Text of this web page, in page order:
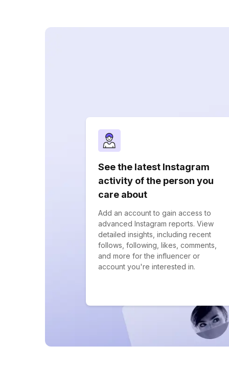
See the latest Instagram
activity of the person you
care about
Add an account to gain access to
advanced Instagram reports. View
detailed insights, including recent
follows, following, likes, comments,
and more for the influencer or
account you're interested in.